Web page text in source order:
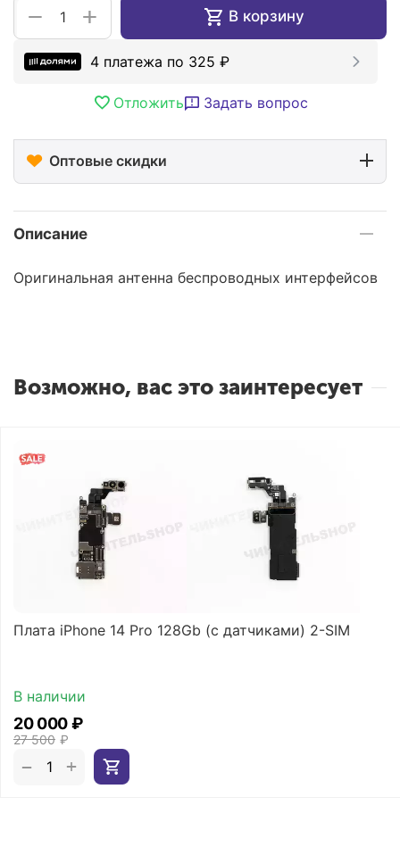
+
− В корзину
4 платежа по 325 ₽
Отложить Задать вопрос
Оптовые скидки
Описание
Оригинальная антенна беспроводных интерфейсов
Возможно, вас это заинтересует
Плата iPhone 14 Pro 128Gb (с датчиками) 2-SIM
В наличии
27 500 ₽
20 000₽
+
−